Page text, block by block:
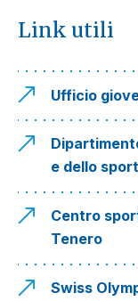
Link utili
Ufficio
e dello
Centro
Tenero
Swiss